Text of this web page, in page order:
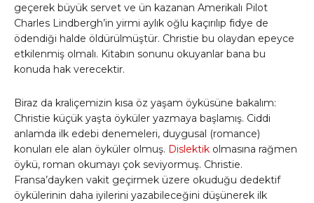
geçerek büyük servet ve ün kazanan Amerikalı Pilot
Charles Lindbergh’in yirmi aylık oğlu kaçırılıp fidye de
ödendiği halde öldürülmüştür. Christie bu olaydan epeyce
etkilenmiş olmalı. Kitabın sonunu okuyanlar bana bu
konuda hak verecektir.
Biraz da kraliçemizin kısa öz yaşam öyküsüne bakalım:
Christie küçük yaşta öyküler yazmaya başlamış. Ciddi
anlamda ilk edebi denemeleri, duygusal (romance)
konuları ele alan öyküler olmuş. Dislektik olmasına rağmen
öykü, roman okumayı çok seviyormuş. Christie.
Fransa’dayken vakit geçirmek üzere okuduğu dedektif
öykülerinin daha iyilerini yazabileceğini düşünerek ilk